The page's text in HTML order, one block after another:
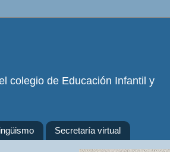
colegio de Educación Infantil y
Secretaría virtual